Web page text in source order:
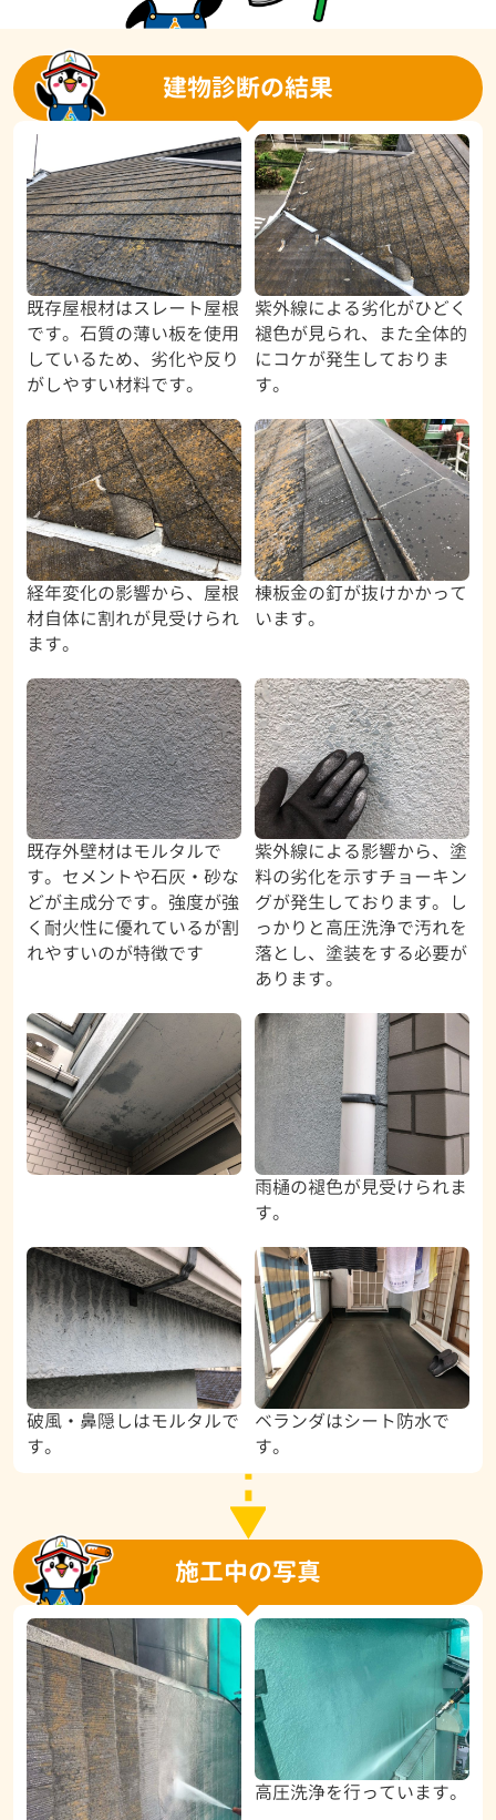
建物診断の結果
既存屋根材はスレート屋根
です。石質の薄い板を使用
しているため、劣化や反り
がしやすい材料です。
紫外線による劣化がひどく
褪色が見られ、また全体的
にコケが発生しておりま
す。
経年変化の影響から、屋根
材自体に割れが見受けられ
ます。
棟板金の釘が抜けかかって
います。
既存外壁材はモルタルで
す。セメントや石灰・砂な
どが主成分です。強度が強
く耐火性に優れているが割
れやすいのが特徴です
紫外線による影響から、塗
料の劣化を示すチョーキン
グが発生しております。し
っかりと高圧洗浄で汚れを
落とし、塗装をする必要が
あります。
雨樋の褪色が見受けられま
す。
破風・鼻隠しはモルタルで
す。
ベランダはシート防水で
す。
施工中の写真
高圧洗浄を行っています。